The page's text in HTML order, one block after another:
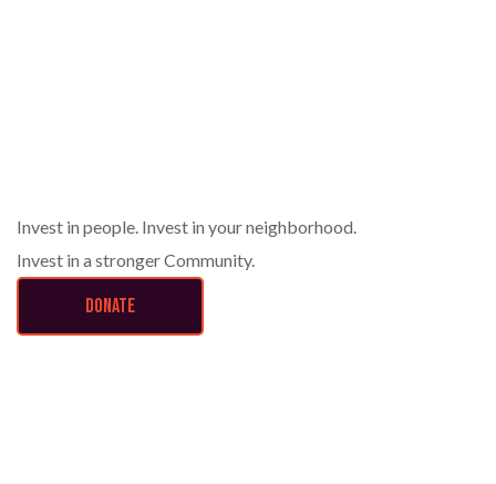
Invest in people. Invest in your neighborhood.
Invest in a stronger Community.
DONATE